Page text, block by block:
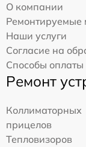
О компании
Ремонтируемые
Наши услуги
Согласие на
Способы оплаты
Ремонт
Коллиматорных
прицелов
Тепловизоров